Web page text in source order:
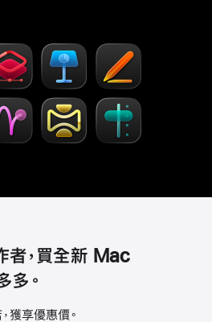
了
Creator
Studio
窗
啟)
者，買全新 Mac
多。
獲享優惠價。